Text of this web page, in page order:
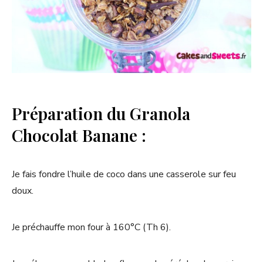
Préparation du Granola
Chocolat Banane :
Je fais fondre l’huile de coco dans une casserole sur feu
doux.
Je préchauffe mon four à 160°C (Th 6).